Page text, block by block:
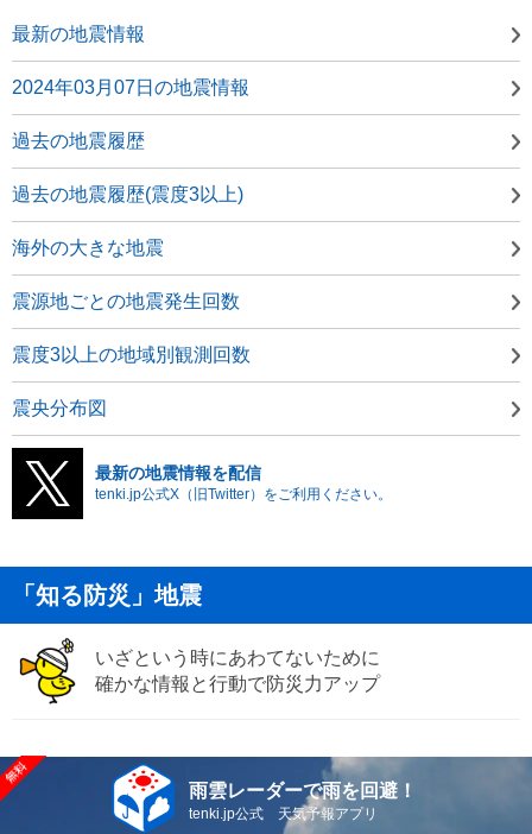
最新の地震情報
2024年03月07日の地震情報
過去の地震履歴
過去の地震履歴(震度3以上)
海外の大きな地震
震源地ごとの地震発生回数
震度3以上の地域別観測回数
震央分布図
最新の地震情報を配信
tenki.jp公式X（旧Twitter）をご利用ください。
「知る防災」地震
いざという時にあわてないために
確かな情報と行動で防災力アップ
雨雲レーダーで雨を回避！
tenki.jp公式 天気予報アプリ